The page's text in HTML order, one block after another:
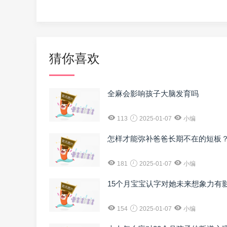
猜你喜欢
全麻会影响孩子大脑发育吗
113 2025-01-07 小编
怎样才能弥补爸爸长期不在的短板？
181 2025-01-07 小编
15个月宝宝认字对她未来想象力有
154 2025-01-07 小编